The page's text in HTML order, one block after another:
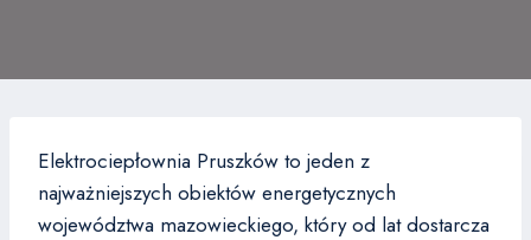
Elektrociepłownia Pruszków to jeden z
najważniejszych obiektów energetycznych
województwa mazowieckiego, który od lat dostarcza